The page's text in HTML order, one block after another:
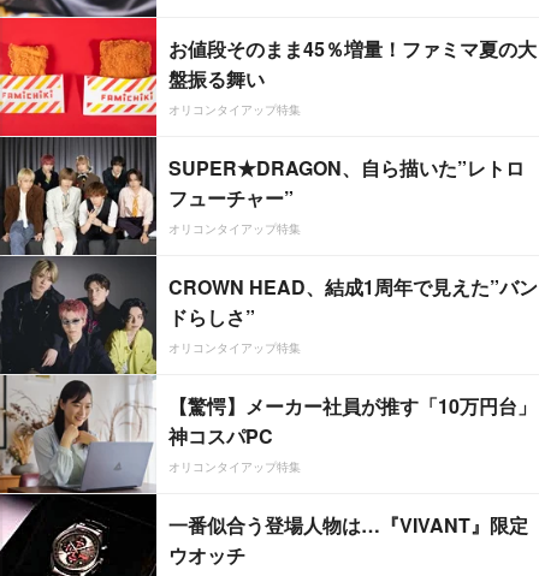
お値段そのまま45％増量！ファミマ夏の大
盤振る舞い
オリコンタイアップ特集
SUPER★DRAGON、自ら描いた”レトロ
フューチャー”
オリコンタイアップ特集
CROWN HEAD、結成1周年で見えた”バン
ドらしさ”
オリコンタイアップ特集
【驚愕】メーカー社員が推す「10万円台」
神コスパPC
オリコンタイアップ特集
一番似合う登場人物は…『VIVANT』限定
ウオッチ